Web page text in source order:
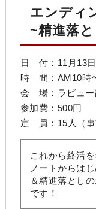
エンディ
~精進落
日 付：11月13日
時 間：AM10時
会 場： ラビュ
参加費：500円
定 員：15人（事
これから終活
ノートからは
＆精進落とし
です！